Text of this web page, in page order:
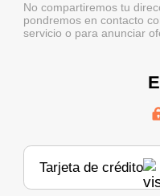
No compartiremos tu
pondremos en contacto
servicio o para anunciar
Tarjeta de crédito